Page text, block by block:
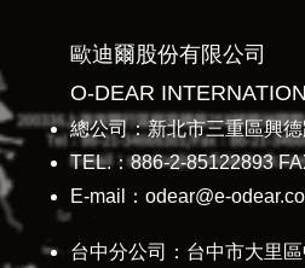
歐迪爾股份有限公司
O-DEAR
總公司：新北市三重區興
TEL.：886-2-85122893
E-mail：odear@e-
台中分公司：台中市大里